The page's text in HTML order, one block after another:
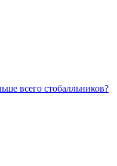
всего стобалльников?